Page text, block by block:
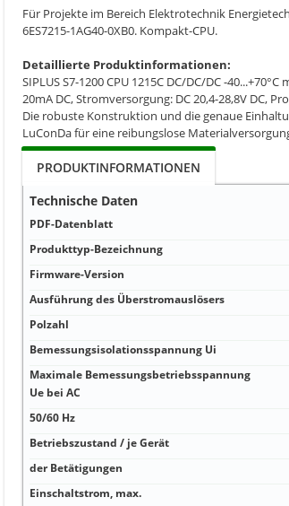
Für Projekte im Bereich Elektrotechnik
6ES7215-1AG40-0XB0. Kompakt-CPU.
Detaillierte Produktinformationen:
SIPLUS S7-1200 CPU 1215C DC/DC/DC -
20mA DC, Stromversorgung: DC 20,4-28,8V DC,
Die robuste Konstruktion und die genaue
LuConDa für eine reibungslose
PRODUKTINFORMATIONEN
Technische Daten
PDF-Datenblatt
Produkttyp-Bezeichnung
Firmware-Version
Ausführung des Überstromauslösers
Polzahl
Bemessungsisolationsspannung Ui
Maximale Bemessungsbetriebsspannung
Ue bei AC
50/60 Hz
Betriebszustand / je Gerät
der Betätigungen
Einschaltstrom, max.